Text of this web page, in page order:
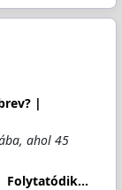
|
ahol 45
Folytatódik...